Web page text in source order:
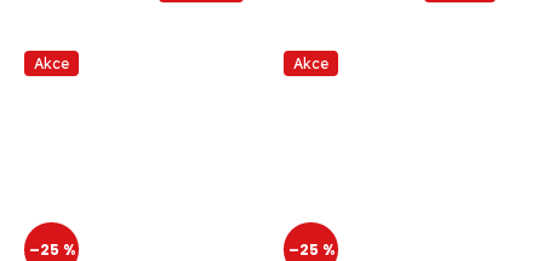
Akce
–25 %
Akce
–25 %